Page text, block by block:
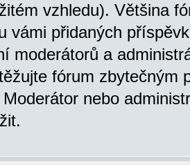
vzhledu). Většina
vámi přidaných
moderátorů a
fórum zbytečným
nebo